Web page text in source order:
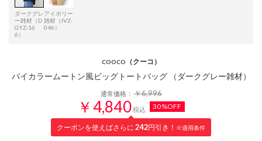
ダークグレ
ー雑材（D
GYZ-16
6）
アイボリー
雑材（IVZ-
046）
COOCO （クーコ）
バイカラームートン風ビッグトートバッグ （ダークグレー雑材）
通常価格：￥6,996
￥4,840税込 30%OFF
クーポンを使えばさらに242円引き！ ※適用条件